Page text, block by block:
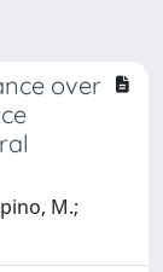
over
M.;